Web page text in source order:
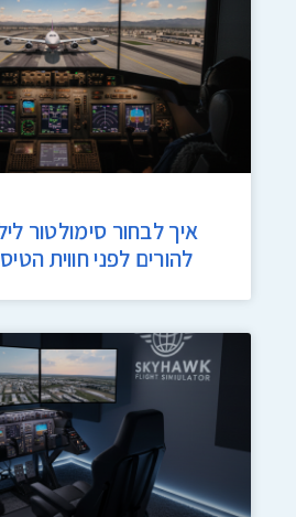
איך לבחור סימולטור
להורים לפני חווית